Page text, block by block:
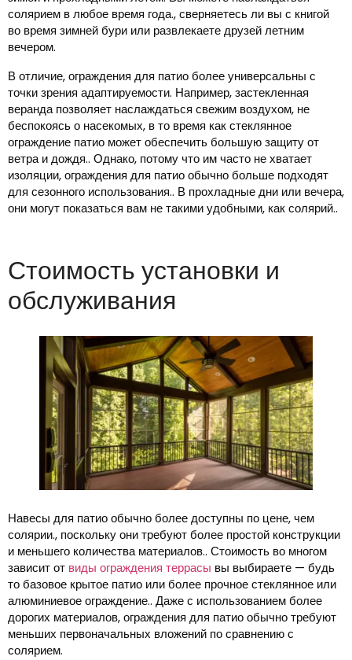
солярием в любое время года., сверняетесь ли вы с книгой
во время зимней бури или развлекаете друзей летним
вечером.
В отличие, ограждения для патио более универсальны с
точки зрения адаптируемости. Например, застекленная
веранда позволяет наслаждаться свежим воздухом, не
беспокоясь о насекомых, в то время как стеклянное
ограждение патио может обеспечить большую защиту от
ветра и дождя.. Однако, потому что им часто не хватает
изоляции, ограждения для патио обычно больше подходят
для сезонного использования.. В прохладные дни или вечера,
они могут показаться вам не такими удобными, как солярий..
Стоимость установки и
обслуживания
Навесы для патио обычно более доступны по цене, чем
солярии., поскольку они требуют более простой конструкции
и меньшего количества материалов.. Стоимость во многом
зависит от виды ограждения террасы вы выбираете — будь
то базовое крытое патио или более прочное стеклянное или
алюминиевое ограждение.. Даже с использованием более
дорогих материалов, ограждения для патио обычно требуют
меньших первоначальных вложений по сравнению с
солярием.